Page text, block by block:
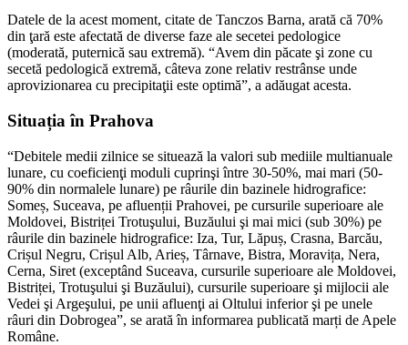
Datele de la acest moment, citate de Tanczos Barna, arată că 70%
din ţară este afectată de diverse faze ale secetei pedologice
(moderată, puternică sau extremă). “Avem din păcate şi zone cu
secetă pedologică extremă, câteva zone relativ restrânse unde
aprovizionarea cu precipitaţii este optimă”, a adăugat acesta.
Situația în Prahova
“Debitele medii zilnice se situează la valori sub mediile multianuale
lunare, cu coeficienţi moduli cuprinşi între 30-50%, mai mari (50-
90% din normalele lunare) pe râurile din bazinele hidrografice:
Someș, Suceava, pe afluenții Prahovei, pe cursurile superioare ale
Moldovei, Bistriței Trotuşului, Buzăului şi mai mici (sub 30%) pe
râurile din bazinele hidrografice: Iza, Tur, Lăpuș, Crasna, Barcău,
Crișul Negru, Crișul Alb, Arieș, Târnave, Bistra, Moravița, Nera,
Cerna, Siret (exceptând Suceava, cursurile superioare ale Moldovei,
Bistriței, Trotuşului şi Buzăului), cursurile superioare şi mijlocii ale
Vedei şi Argeşului, pe unii afluenţi ai Oltului inferior şi pe unele
râuri din Dobrogea”, se arată în informarea publicată marți de Apele
Române.